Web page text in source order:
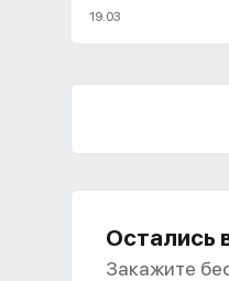
19.03
Остались
Закажите